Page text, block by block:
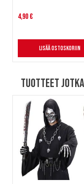
4,90 €
Lisää ostoskoriin
Tuotteet